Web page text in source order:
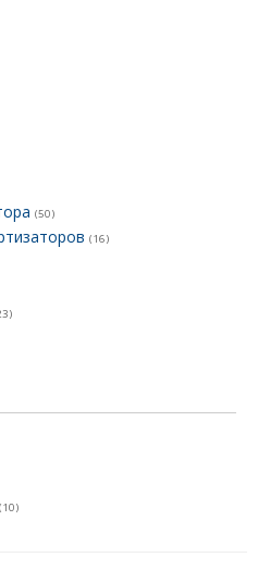
(50)
(16)
(10)